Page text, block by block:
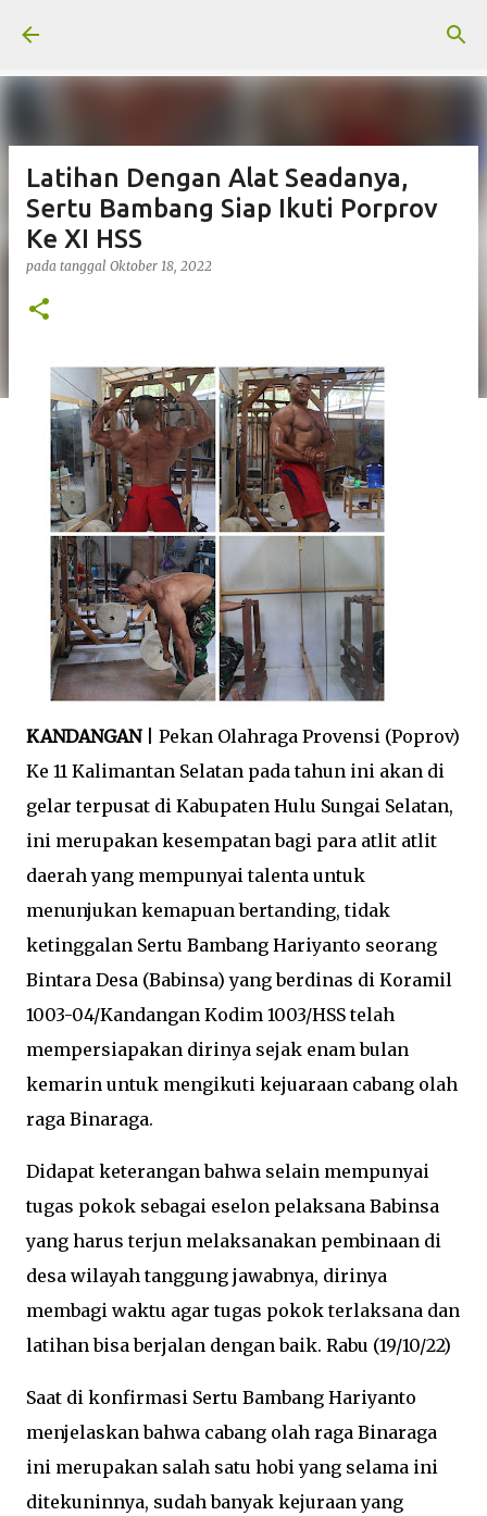
Latihan Dengan Alat Seadanya,
Sertu Bambang Siap Ikuti Porprov
Ke XI HSS
pada tanggal Oktober 18, 2022
KANDANGAN| Pekan Olahraga Provensi (Poprov)
Ke 11 Kalimantan Selatan pada tahun ini akan di
gelar terpusat di Kabupaten Hulu Sungai Selatan,
ini merupakan kesempatan bagi para atlit atlit
daerah yang mempunyai talenta untuk
menunjukan kemapuan bertanding, tidak
ketinggalan Sertu Bambang Hariyanto seorang
Bintara Desa (Babinsa) yang berdinas di Koramil
1003-04/Kandangan Kodim 1003/HSS telah
mempersiapakan dirinya sejak enam bulan
kemarin untuk mengikuti kejuaraan cabang olah
raga Binaraga.
Didapat keterangan bahwa selain mempunyai
tugas pokok sebagai eselon pelaksana Babinsa
yang harus terjun melaksanakan pembinaan di
desa wilayah tanggung jawabnya, dirinya
membagi waktu agar tugas pokok terlaksana dan
latihan bisa berjalan dengan baik. Rabu (19/10/22)
Saat di konfirmasi Sertu Bambang Hariyanto
menjelaskan bahwa cabang olah raga Binaraga
ini merupakan salah satu hobi yang selama ini
ditekuninnya, sudah banyak kejuraan yang